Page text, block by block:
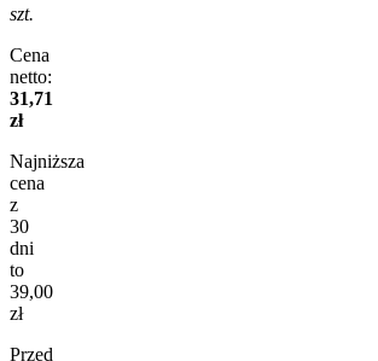
szt.
Cena
netto:
31,71
zł
Najniższa
cena
z
30
dni
to
39,00
zł
Przed